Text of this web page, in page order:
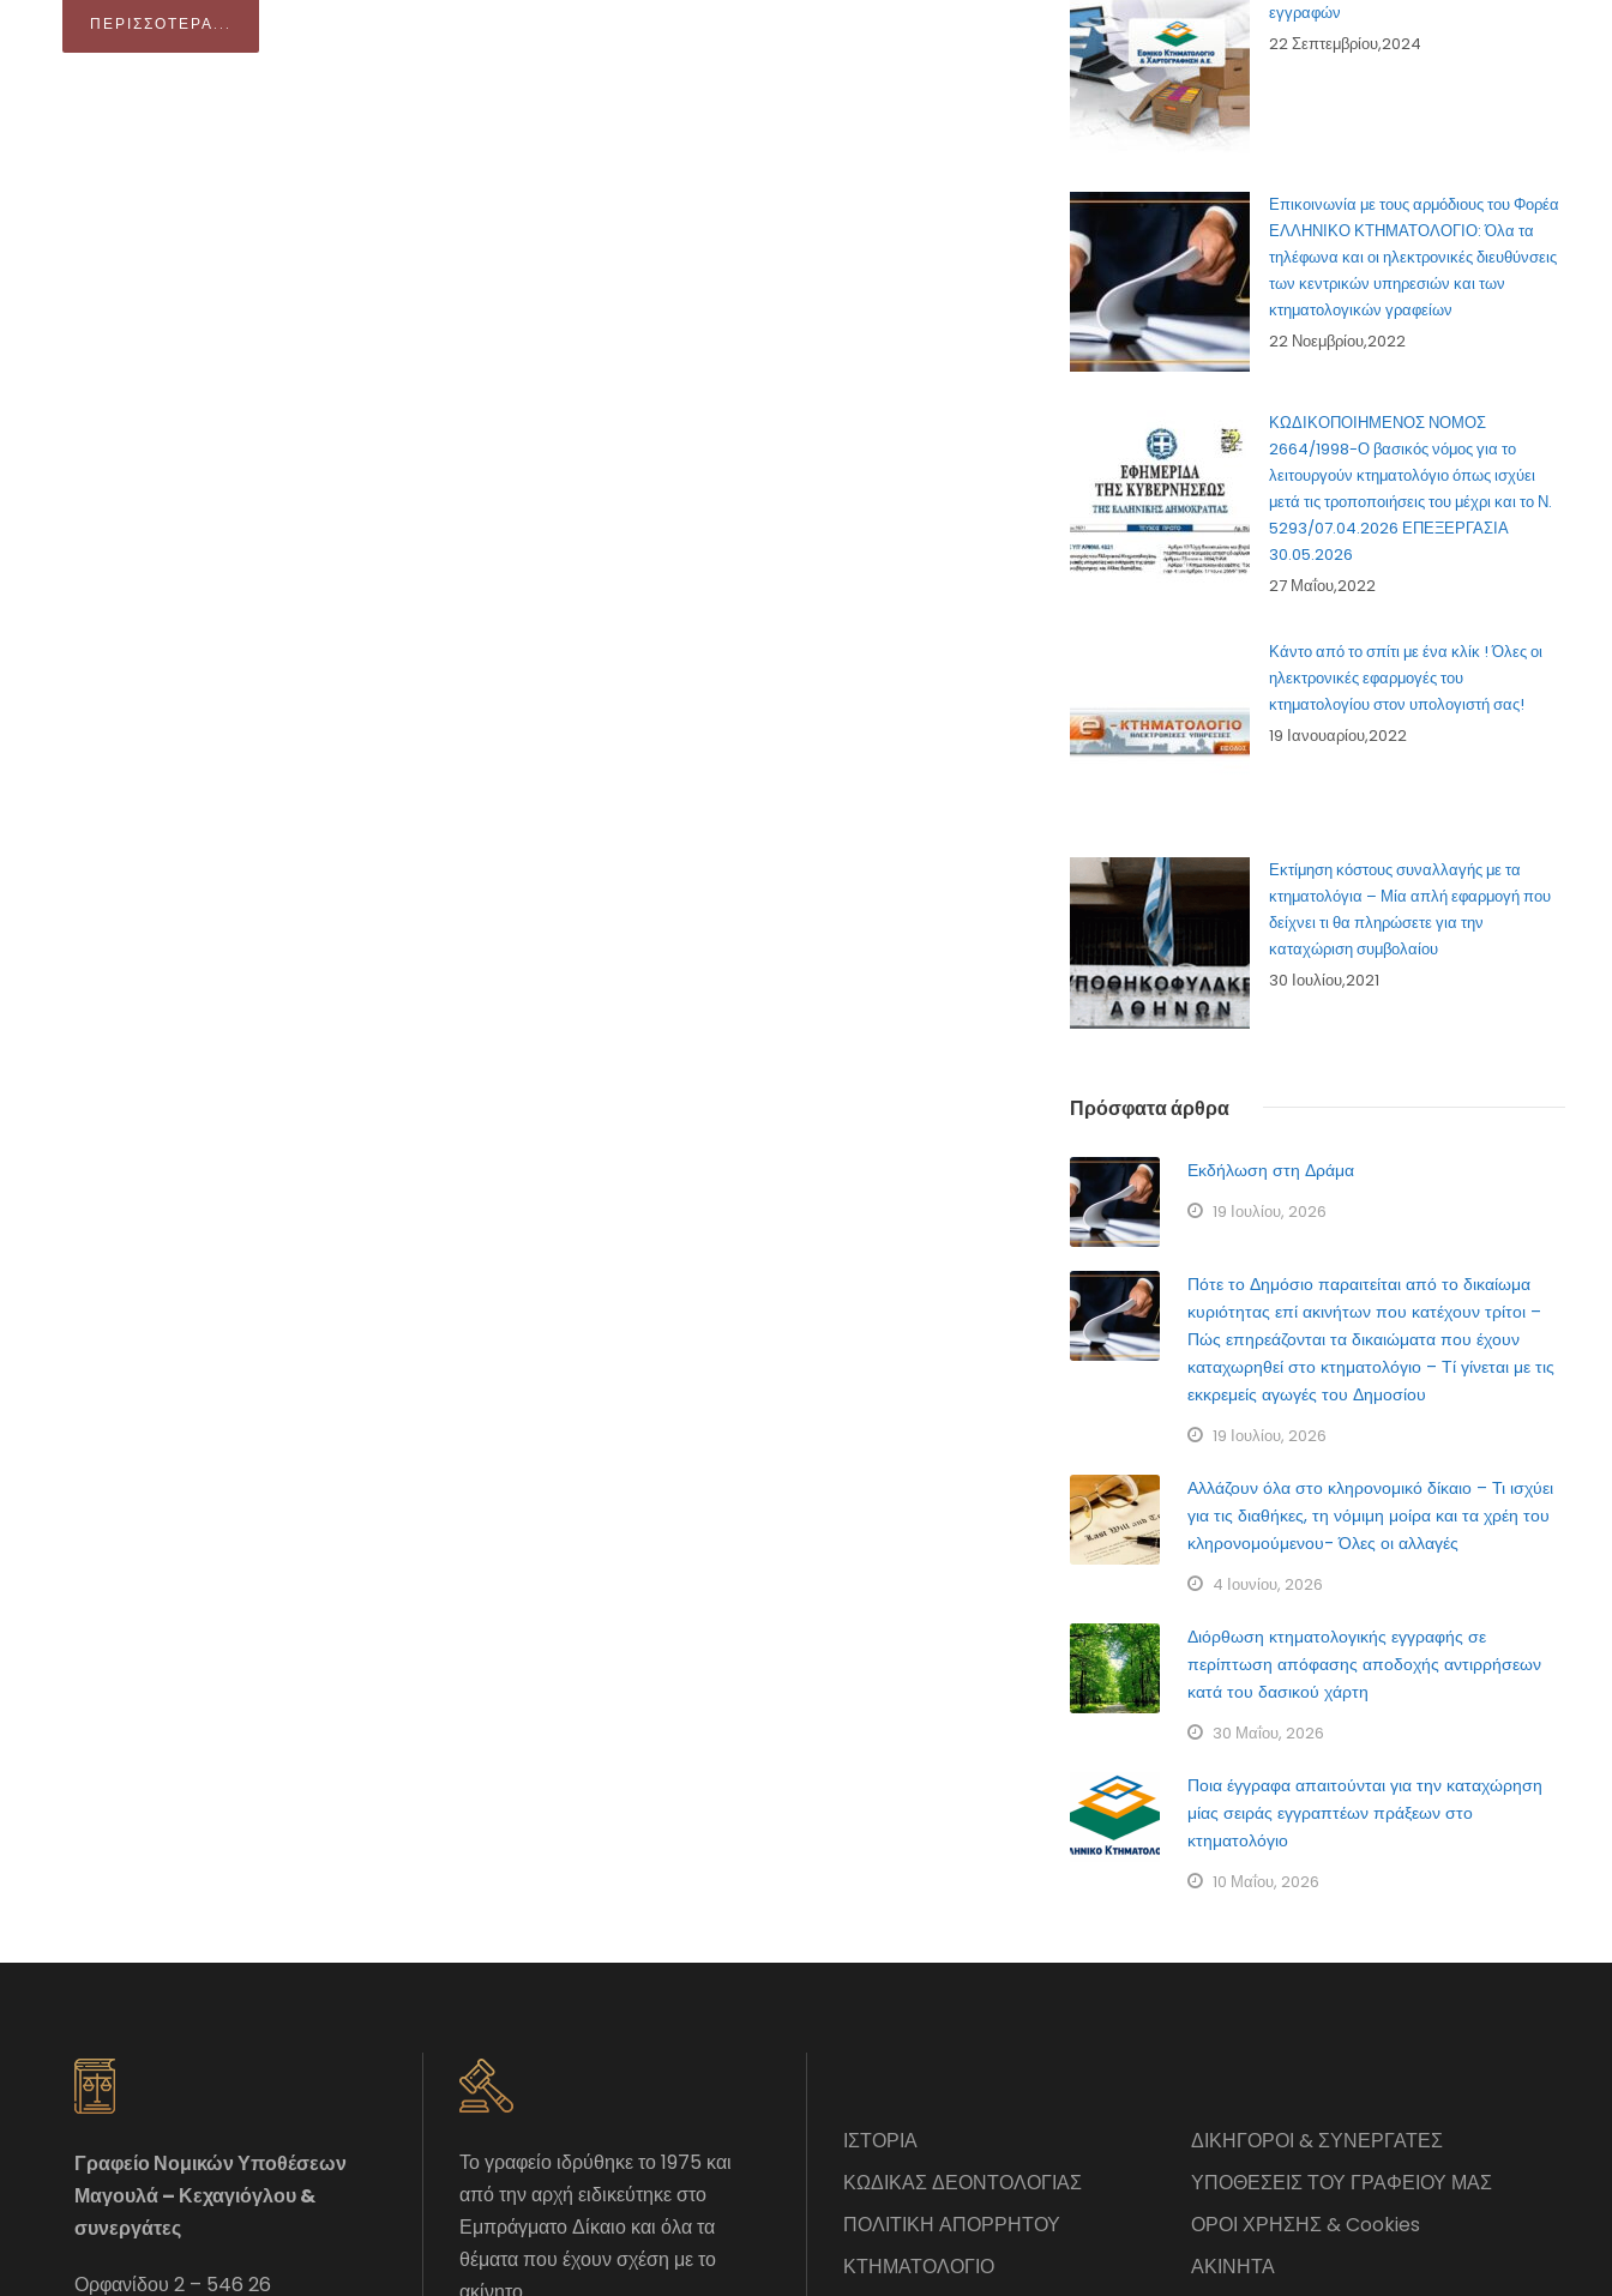
ΠΕΡΙΣΣΌΤΕΡΑ...
εγγραφών
22 Σεπτεμβρίου,2024
Επικοινωνία με τους αρμόδιους του Φορέα
ΕΛΛΗΝΙΚΟ ΚΤΗΜΑΤΟΛΟΓΙΟ: Όλα τα
τηλέφωνα και οι ηλεκτρονικές διευθύνσεις
των κεντρικών υπηρεσιών και των
κτηματολογικών γραφείων
22 Νοεμβρίου,2022
ΚΩΔΙΚΟΠΟΙΗΜΕΝΟΣ ΝΟΜΟΣ
2664/1998-Ο βασικός νόμος για το
λειτουργούν κτηματολόγιο όπως ισχύει
μετά τις τροποποιήσεις του μέχρι και το Ν.
5293/07.04.2026 ΕΠΕΞΕΡΓΑΣΙΑ
30.05.2026
27 Μαΐου,2022
Κάντο από το σπίτι με ένα κλίκ ! Όλες οι
ηλεκτρονικές εφαρμογές του
κτηματολογίου στον υπολογιστή σας!
19 Ιανουαρίου,2022
Εκτίμηση κόστους συναλλαγής με τα
κτηματολόγια – Μία απλή εφαρμογή που
δείχνει τι θα πληρώσετε για την
καταχώριση συμβολαίου
30 Ιουλίου,2021
Πρόσφατα άρθρα
Εκδήλωση στη Δράμα
19 Ιουλίου, 2026
Πότε το Δημόσιο παραιτείται από το δικαίωμα
κυριότητας επί ακινήτων που κατέχουν τρίτοι –
Πώς επηρεάζονται τα δικαιώματα που έχουν
καταχωρηθεί στο κτηματολόγιο – Τί γίνεται με τις
εκκρεμείς αγωγές του Δημοσίου
19 Ιουλίου, 2026
Αλλάζουν όλα στο κληρονομικό δίκαιο – Τι ισχύει
για τις διαθήκες, τη νόμιμη μοίρα και τα χρέη του
κληρονομούμενου- Όλες οι αλλαγές
4 Ιουνίου, 2026
Διόρθωση κτηματολογικής εγγραφής σε
περίπτωση απόφασης αποδοχής αντιρρήσεων
κατά του δασικού χάρτη
30 Μαΐου, 2026
Ποια έγγραφα απαιτούνται για την καταχώρηση
μίας σειράς εγγραπτέων πράξεων στο
κτηματολόγιο
10 Μαΐου, 2026
Γραφείο Νομικών Υποθέσεων
Μαγουλά – Κεχαγιόγλου &
συνεργάτες
Ορφανίδου 2 – 546 26
Το γραφείο ιδρύθηκε το 1975 και
από την αρχή ειδικεύτηκε στο
Εμπράγματο Δίκαιο και όλα τα
θέματα που έχουν σχέση με το
ΙΣΤΟΡΙΑ
ΔΙΚΗΓΟΡΟΙ & ΣΥΝΕΡΓΑΤΕΣ
ΚΩΔΙΚΑΣ ΔΕΟΝΤΟΛΟΓΙΑΣ
ΥΠΟΘΕΣΕΙΣ ΤΟΥ ΓΡΑΦΕΙΟΥ ΜΑΣ
ΠΟΛΙΤΙΚΗ ΑΠΟΡΡΗΤΟΥ
ΟΡΟΙ ΧΡΗΣΗΣ & Cookies
ΚΤΗΜΑΤΟΛΟΓΙΟ
ΑΚΙΝΗΤΑ